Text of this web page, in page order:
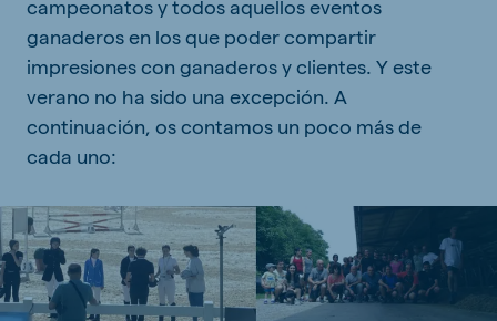
campeonatos y todos aquellos eventos
ganaderos en los que poder compartir
impresiones con ganaderos y clientes. Y este
verano no ha sido una excepción. A
continuación, os contamos un poco más de
cada uno: